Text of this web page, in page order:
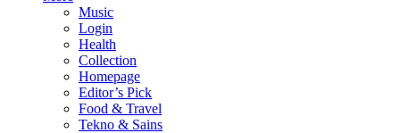
Music
Login
Health
Collection
Homepage
Editor’s Pick
Food & Travel
Tekno & Sains